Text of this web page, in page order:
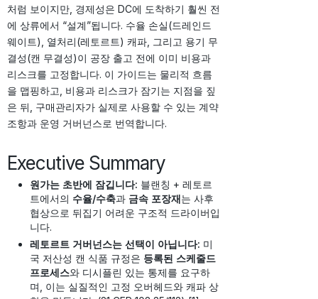
처럼 보이지만, 경제성은 DC에 도착하기 훨씬 전
에 상류에서 “설계”됩니다. 수율 손실(드레인드
웨이트), 열처리(레토르트) 캐파, 그리고 용기 무
결성(캔 무결성)이 공장 출고 전에 이미 비용과
리스크를 고정합니다. 이 가이드는 물리적 흐름
을 맵핑하고, 비용과 리스크가 잠기는 지점을 짚
은 뒤, 구매관리자가 실제로 사용할 수 있는 계약
조항과 운영 거버넌스로 번역합니다.
Executive Summary
원가는 초반에 잠깁니다: 블랜칭 + 레토르
트에서의 수율/수축과 금속 포장재는 사후
협상으로 뒤집기 어려운 구조적 드라이버입
니다.
레토르트 거버넌스는 선택이 아닙니다: 미
국 저산성 캔 식품 규정은 등록된 스케줄드
프로세스와 디시플린 있는 통제를 요구하
며, 이는 실질적인 고정 오버헤드와 캐파 상